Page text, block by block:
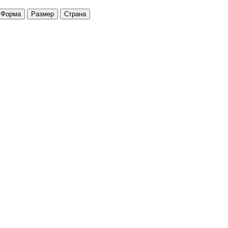
Форма Размер Страна